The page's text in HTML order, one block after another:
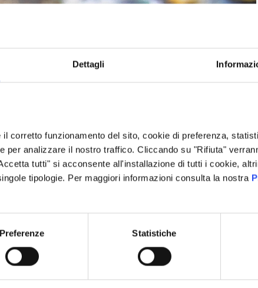
Dettagli
corretto funzionamento del sito, cookie di preferenza,
per analizzare il nostro traffico. Cliccando su "Rifiuta"
tutti" si acconsente all'installazione di tutti i cookie,
tipologie. Per maggiori informazioni consulta la nostra
Preferenze Statistiche